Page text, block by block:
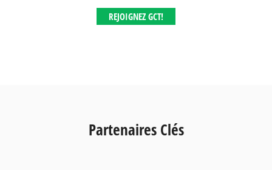
REJOIGNEZ GCT!
Partenaires Clés